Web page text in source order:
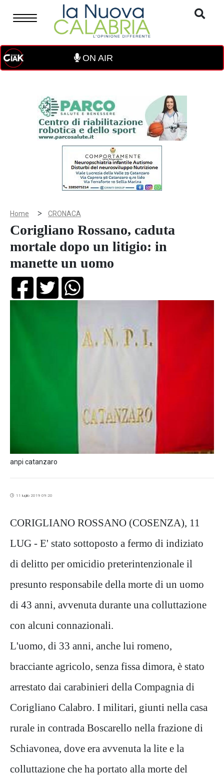
ON AIR
Home > CRONACA
Corigliano Rossano, caduta
mortale dopo un litigio: in
manette un uomo
anpi catanzaro
11 luglio 2019 09:20
CORIGLIANO ROSSANO (COSENZA), 11
LUG - E' stato sottoposto a fermo di indiziato
di delitto per omicidio preterintenzionale il
presunto responsabile della morte di un uomo
di 43 anni, avvenuta durante una colluttazione
con alcuni connazionali.
L'uomo, di 33 anni, anche lui romeno,
bracciante agricolo, senza fissa dimora, è stato
arrestato dai carabinieri della Compagnia di
Corigliano Calabro. I militari, giunti nella casa
rurale in contrada Boscarello nella frazione di
Schiavonea, dove era avvenuta la lite e la
colluttazione che ha portato alla morte del